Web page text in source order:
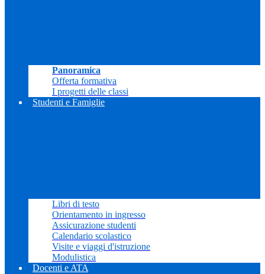
Panoramica
Offerta formativa
I progetti delle classi
Studenti e Famiglie
Libri di testo
Orientamento in ingresso
Assicurazione studenti
Calendario scolastico
Visite e viaggi d'istruzione
Modulistica
Docenti e ATA